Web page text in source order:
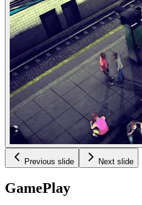
Previous slide Next slide
GamePlay